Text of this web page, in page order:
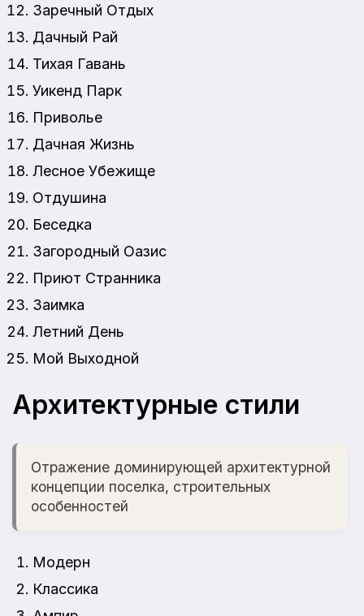
Заречный Отдых
Дачный Рай
Тихая Гавань
Уикенд Парк
Приволье
Дачная Жизнь
Лесное Убежище
Отдушина
Беседка
Загородный Оазис
Приют Странника
Заимка
Летний День
Мой Выходной
Архитектурные стили
Отражение доминирующей архитектурной
концепции поселка, строительных
особенностей
Модерн
Классика